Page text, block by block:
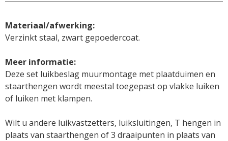
Materiaal/afwerking:
Verzinkt staal, zwart gepoedercoat.
Deze set luikbeslag muurmontage met plaatduimen en
staarthengen wordt meestal toegepast op vlakke luiken
of luiken met klampen.
Wilt u andere luikvastzetters, luiksluitingen, T hengen in
plaats van staarthengen of 3 draaipunten in plaats van